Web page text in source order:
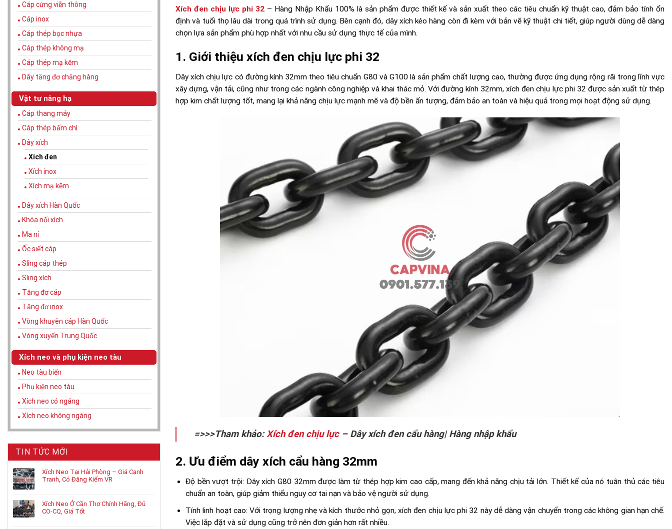
Cáp cứng viễn thông
Cáp inox
Cáp thép bọc nhựa
Cáp thép không mạ
Cáp thép mạ kẽm
Dây tăng đơ chằng hàng
Vật tư nâng hạ
Cáp thang máy
Cáp thép bấm chì
Dây xích
Xích đen
Xích inox
Xích mạ kẽm
Dây xích Hàn Quốc
Khóa nối xích
Ma ní
Ốc siết cáp
Sling cáp thép
Sling xích
Tăng đơ cáp
Tăng đơ inox
Vòng khuyên cáp Hàn Quốc
Vòng xuyến Trung Quốc
Xích neo và phụ kiện neo tàu
Neo tàu biển
Phụ kiện neo tàu
Xích neo có ngáng
Xích neo không ngáng
TIN TỨC MỚI
Xích Neo Tại Hải Phòng – Giá Cạnh
Tranh, Có Đăng Kiểm VR
Xích Neo Ở Cần Thơ Chính Hãng, Đủ
CO-CQ, Giá Tốt
Xích đen chịu lực phi 32– Hàng Nhập Khẩu 100% là sản phẩm được thiết kế và sản xuất theo các tiêu chuẩn kỹ thuật cao, đảm bảo tính ổn
định và tuổi thọ lâu dài trong quá trình sử dụng. Bên cạnh đó, dây xích kéo hàng còn đi kèm với bản vẽ kỹ thuật chi tiết, giúp người dùng dễ dàng
chọn lựa sản phẩm phù hợp nhất với nhu cầu sử dụng thực tế của mình.
1. Giới thiệu xích đen chịu lực phi 32
Dây xích chịu lực có đường kính 32mm theo tiêu chuẩn G80 và G100 là sản phẩm chất lượng cao, thường được ứng dụng rộng rãi trong lĩnh vực
xây dựng, vận tải, cũng như trong các ngành công nghiệp và khai thác mỏ. Với đường kính 32mm, xích đen chịu lực phi 32 được sản xuất từ thép
hợp kim chất lượng tốt, mang lại khả năng chịu lực mạnh mẽ và độ bền ấn tượng, đảm bảo an toàn và hiệu quả trong mọi hoạt động sử dụng.
=>>>Tham khảo:Xích đen chịu lực– Dây xích đen cẩu hàng| Hàng nhập khẩu
2. Ưu điểm dây xích cẩu hàng 32mm
Độ bền vượt trội: Dây xích G80 32mm được làm từ thép hợp kim cao cấp, mang đến khả năng chịu tải lớn. Thiết kế của nó tuân thủ các tiêu
chuẩn an toàn, giúp giảm thiểu nguy cơ tai nạn và bảo vệ người sử dụng.
Tính linh hoạt cao: Với trọng lượng nhẹ và kích thước nhỏ gọn, xích đen chịu lực phi 32 này dễ dàng vận chuyển trong các không gian hạn chế.
Việc lắp đặt và sử dụng cũng trở nên đơn giản hơn rất nhiều.